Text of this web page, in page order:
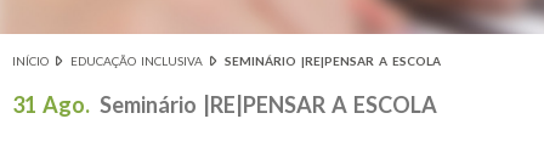
Está aqui
INÍCIO EDUCAÇÃO INCLUSIVA SEMINÁRIO |RE|PENSAR A ESCOLA
31 Ago. Seminário |RE|PENSAR A ESCOLA